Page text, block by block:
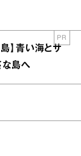
】青い海とサ
な島へ
PR